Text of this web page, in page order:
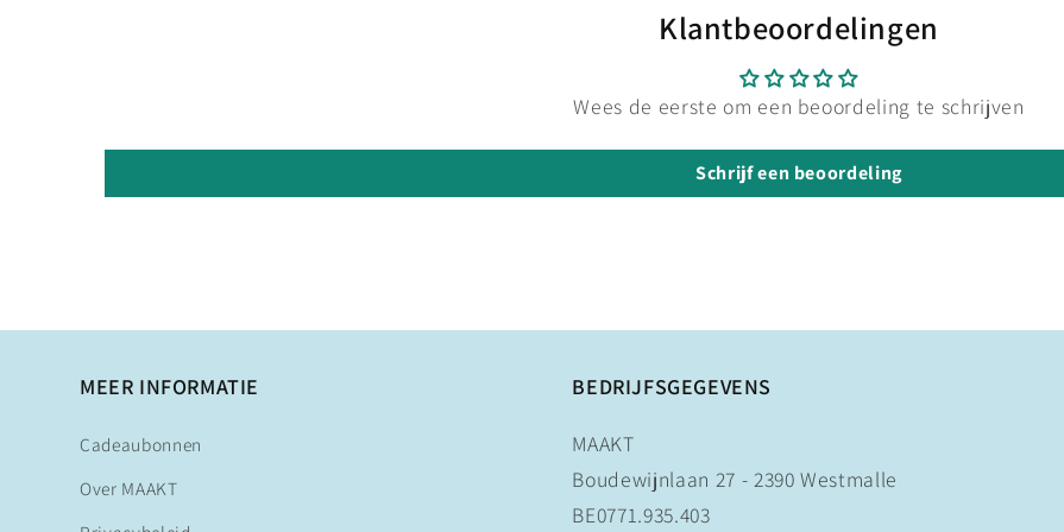
Klantbeoordelingen
Wees de eerste om een beoordeling te schrijven
Schrijf een beoordeling
MEER INFORMATIE
Cadeaubonnen
Over MAAKT
BEDRIJFSGEGEVENS
MAAKT
Boudewijnlaan 27 - 2390 Westmalle
BE0771.935.403